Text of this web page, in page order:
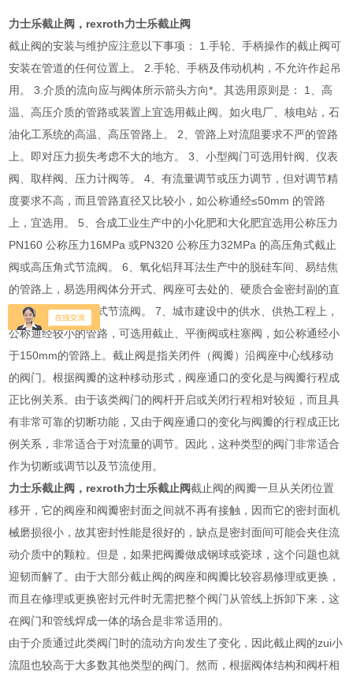
力士乐截止阀，rexroth力士乐截止阀
截止阀的安装与维护应注意以下事项： 1.手轮、手柄操作的截止阀可
安装在管道的任何位置上。 2.手轮、手柄及伟动机构，不允许作起吊
用。 3.介质的流向应与阀体所示箭头方向*。其选用原则是： 1、高
温、高压介质的管路或装置上宜选用截止阀。如火电厂、核电站，石
油化工系统的高温、高压管路上。 2、管路上对流阻要求不严的管路
上。即对压力损失考虑不大的地方。 3、小型阀门可选用针阀、仪表
阀、取样阀、压力计阀等。 4、有流量调节或压力调节，但对调节精
度要求不高，而且管路直径又比较小，如公称通经≤50mm 的管路
上，宜选用。 5、合成工业生产中的小化肥和大化肥宜选用公称压力
PN160 公称压力16MPa 或PN320 公称压力32MPa 的高压角式截止
阀或高压角式节流阀。 6、氧化铝拜耳法生产中的脱硅车间、易结焦
的管路上，易选用阀体分开式、阀座可去处的、硬质合金密封副的直
流式截止阀或直流式节流阀。 7、城市建设中的供水、供热工程上，
公称通经较小的管路，可选用截止、平衡阀或柱塞阀，如公称通经小
于150mm的管路上。截止阀是指关闭件（阀瓣）沿阀座中心线移动
的阀门。根据阀瓣的这种移动形式，阀座通口的变化是与阀瓣行程成
正比例关系。由于该类阀门的阀杆开启或关闭行程相对较短，而且具
有非常可靠的切断功能，又由于阀座通口的变化与阀瓣的行程成正比
例关系，非常适合于对流量的调节。因此，这种类型的阀门非常适合
作为切断或调节以及节流使用。
力士乐截止阀，rexroth力士乐截止阀截止阀的阀瓣一旦从关闭位置
移开，它的阀座和阀瓣密封面之间就不再有接触，因而它的密封面机
械磨损很小，故其密封性能是很好的，缺点是密封面间可能会夹住流
动介质中的颗粒。但是，如果把阀瓣做成钢球或瓷球，这个问题也就
迎韧而解了。由于大部分截止阀的阀座和阀瓣比较容易修理或更换，
而且在修理或更换密封元件时无需把整个阀门从管线上拆卸下来，这
在阀门和管线焊成一体的场合是非常适用的。
由于介质通过此类阀门时的流动方向发生了变化，因此截止阀的zui小
流阻也较高于大多数其他类型的阀门。然而，根据阀体结构和阀杆相